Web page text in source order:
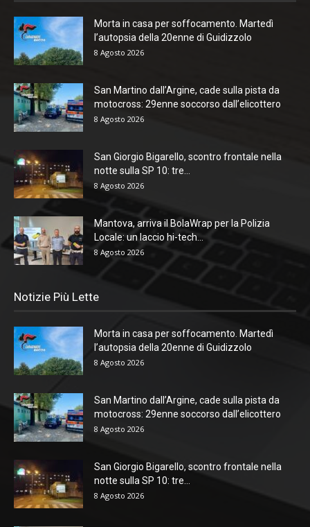
Morta in casa per soffocamento. Martedì
l’autopsia della 20enne di Guidizzolo
8 Agosto 2026
San Martino dall’Argine, cade sulla pista da
motocross: 29enne soccorso dall’elicottero
8 Agosto 2026
San Giorgio Bigarello, scontro frontale nella
notte sulla SP 10: tre...
8 Agosto 2026
Mantova, arriva il BolaWrap per la Polizia
Locale: un laccio hi-tech...
8 Agosto 2026
Notizie Più Lette
Morta in casa per soffocamento. Martedì
l’autopsia della 20enne di Guidizzolo
8 Agosto 2026
San Martino dall’Argine, cade sulla pista da
motocross: 29enne soccorso dall’elicottero
8 Agosto 2026
San Giorgio Bigarello, scontro frontale nella
notte sulla SP 10: tre...
8 Agosto 2026